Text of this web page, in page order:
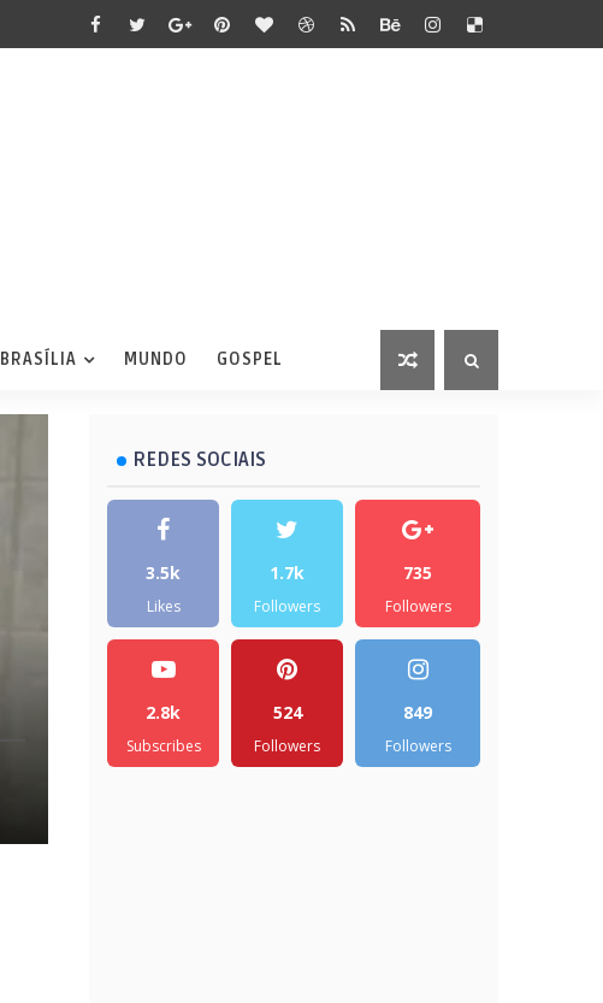
BRASÍLIA MUNDO GOSPEL
REDES SOCIAIS
3.5k
Likes
1.7k
Followers
735
Followers
2.8k
Subscribes
524
Followers
849
Followers